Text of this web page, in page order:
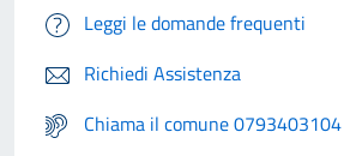
Leggi le domande frequenti
Richiedi Assistenza
Chiama il comune 0793403104